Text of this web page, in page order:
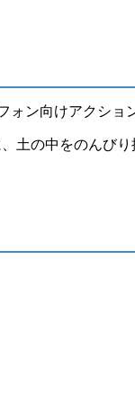
ォン向けアクショ
土の中をのんび